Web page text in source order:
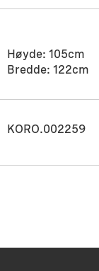
Høyde: 105cm
Bredde: 122cm
KORO.002259